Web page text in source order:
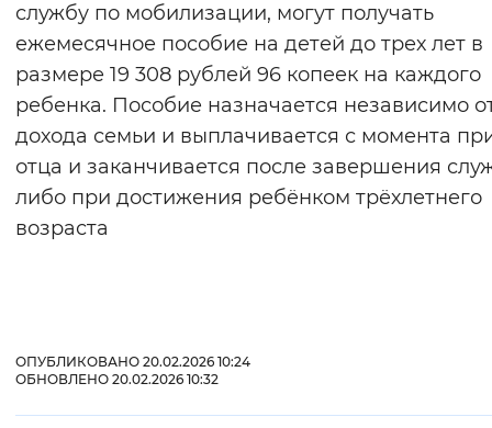
службу по мобилизации, могут получать
ежемесячное пособие на детей до трех лет в
размере 19 308 рублей 96 копеек на каждого
ребенка. Пособие назначается независимо
дохода семьи и выплачивается с момента
отца и заканчивается после завершения
либо при достижения ребёнком трёхлетнего
возраста
ОПУБЛИКОВАНО 20.02.2026 10:24
ОБНОВЛЕНО 20.02.2026 10:32